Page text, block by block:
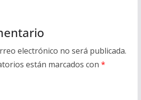
electrónico no será publicada.
están marcados con *